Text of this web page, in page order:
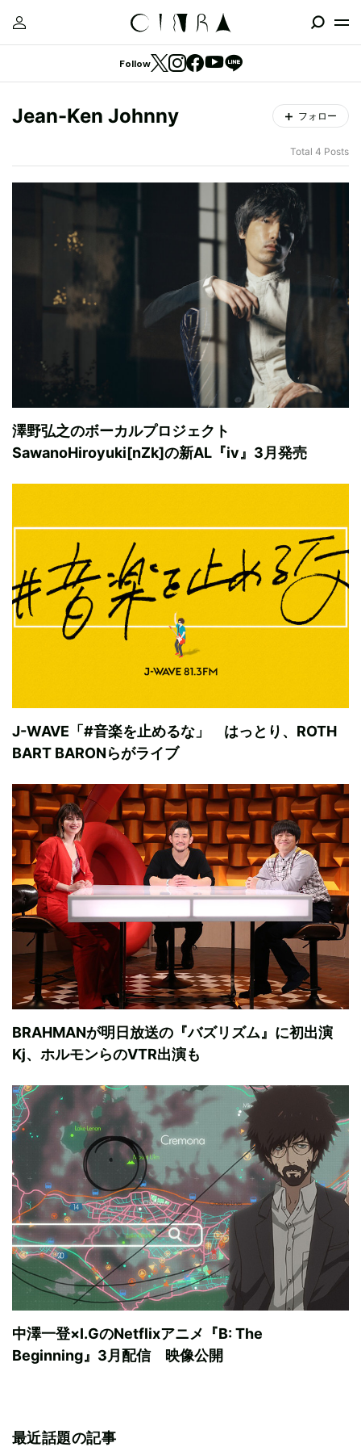
Follow
Jean-Ken Johnny フォロー
Total 4 Posts
澤野弘之のボーカルプロジェクト
SawanoHiroyuki[nZk]の新AL『iv』3月発売
J-WAVE「#音楽を止めるな」 はっとり、ROTH
BART BARONらがライブ
BRAHMANが明日放送の『バズリズム』に初出演
Kj、ホルモンらのVTR出演も
中澤一登×I.GのNetflixアニメ『B: The
Beginning』3月配信 映像公開
最近話題の記事